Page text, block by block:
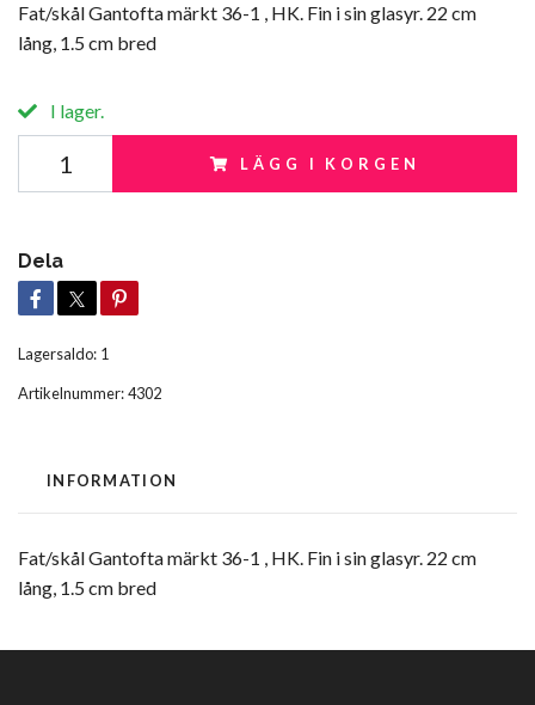
Fat/skål Gantofta märkt 36-1 , HK. Fin i sin glasyr. 22 cm
lång, 1.5 cm bred
I lager.
LÄGG I KORGEN
Dela
Lagersaldo: 1
Artikelnummer:4302
INFORMATION
Fat/skål Gantofta märkt 36-1 , HK. Fin i sin glasyr. 22 cm
lång, 1.5 cm bred